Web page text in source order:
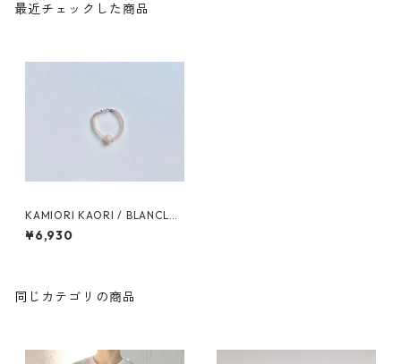
最近チェックした商品
KAMIORI KAORI / BLANCLAI
TEUX REF13 BRACELET / col.
L.PINK
¥6,930
同じカテゴリの商品